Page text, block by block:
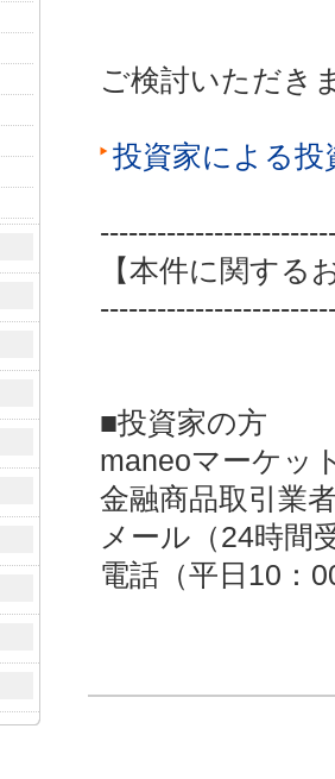
ご検討いただき
投資家による
【本件に関する
■投資家の方
maneoマーケッ
金融商品取引業
メール（24時間
電話（平日10：